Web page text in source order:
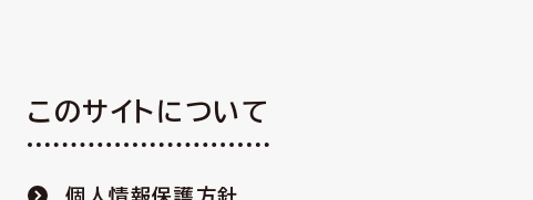
このサイトについて
個人情報保護方針